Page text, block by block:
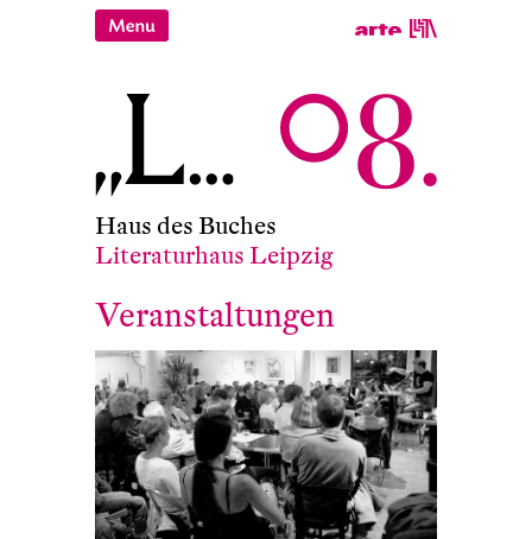
Haus des Buches
Literaturhaus Leipzig
Veranstaltungen